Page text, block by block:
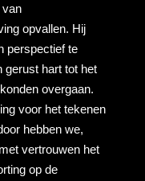
van
opvallen. Hij
perspectief te
gerust hart tot het
overgaan.
voor het tekenen
hebben we,
vertrouwen het
op de